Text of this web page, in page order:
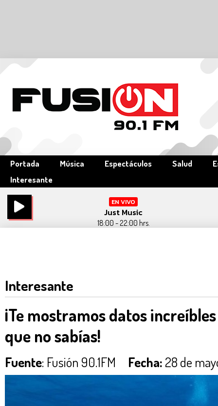
Portada Música Espectáculos Salud
Interesante
EN VIVO
Just Music
18:00 - 22:00 hrs.
Interesante
¡Te mostramos datos
que no sabías!
Fuente: Fusión 90.1FM Fecha: 28 de